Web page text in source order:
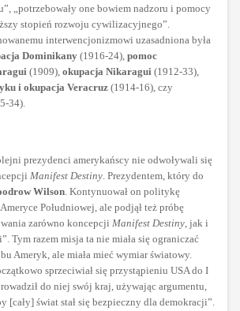
„potrzebowały one bowiem nadzoru i pomocy
stopień rozwoju cywilizacyjnego”.
interwencjonizmowi uzasadniona była
Dominikany(1916-24), pomoc
(1909), okupacja Nikaragui (1912-33),
i okupacja Veracruz (1914-16), czy
34).
prezydenci amerykańscy nie odwoływali się
Manifest Destiny. Prezydentem, który do
Wilson. Kontynuował on politykę
Południowej, ale podjął też próbę
zarówno koncepcji Manifest Destiny, jak i
Tym razem misja ta nie miała się ograniczać
Ameryk, ale miała mieć wymiar światowy.
sprzeciwiał się przystąpieniu USA do I
do niej swój kraj, używając argumentu,
[cały] świat stał się bezpieczny dla demokracji”.